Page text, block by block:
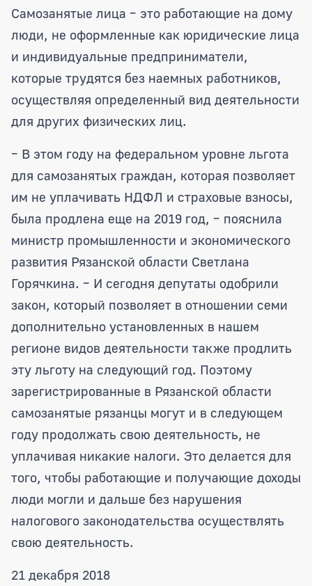
Самозанятые лица – это работающие на дому
люди, не оформленные как юридические лица
и индивидуальные предприниматели,
которые трудятся без наемных работников,
осуществляя определенный вид деятельности
для других физических лиц.
– В этом году на федеральном уровне льгота
для самозанятых граждан, которая позволяет
им не уплачивать НДФЛ и страховые взносы,
была продлена еще на 2019 год, – пояснила
министр промышленности и экономического
развития Рязанской области Светлана
Горячкина. – И сегодня депутаты одобрили
закон, который позволяет в отношении семи
дополнительно установленных в нашем
регионе видов деятельности также продлить
эту льготу на следующий год. Поэтому
зарегистрированные в Рязанской области
самозанятые рязанцы могут и в следующем
году продолжать свою деятельность, не
уплачивая никакие налоги. Это делается для
того, чтобы работающие и получающие доходы
люди могли и дальше без нарушения
налогового законодательства осуществлять
свою деятельность.
21 декабря 2018